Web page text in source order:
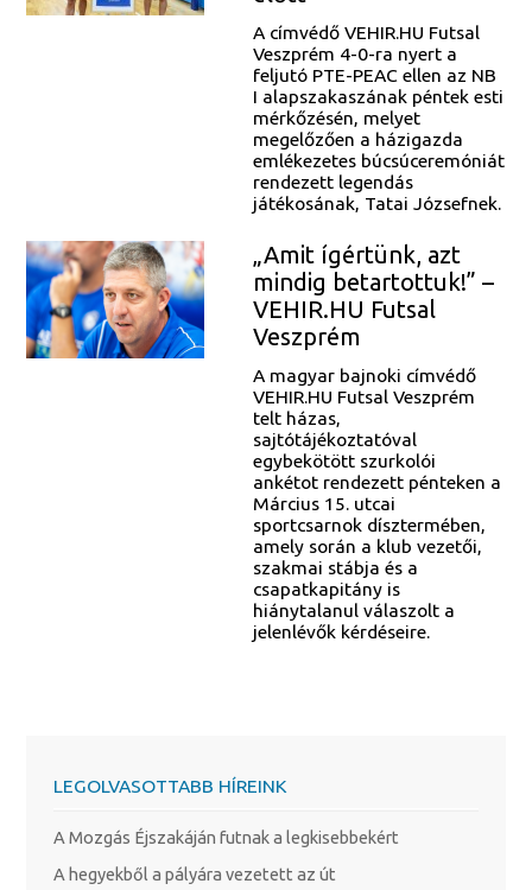
A címvédő VEHIR.HU Futsal
Veszprém 4-0-ra nyert a
feljutó PTE-PEAC ellen az NB
I alapszakaszának péntek esti
mérkőzésén, melyet
megelőzően a házigazda
emlékezetes búcsúceremóniát
rendezett legendás
játékosának, Tatai Józsefnek.
„Amit ígértünk, azt
mindig betartottuk!” –
VEHIR.HU Futsal
Veszprém
A magyar bajnoki címvédő
VEHIR.HU Futsal Veszprém
telt házas,
sajtótájékoztatóval
egybekötött szurkolói
ankétot rendezett pénteken a
Március 15. utcai
sportcsarnok dísztermében,
amely során a klub vezetői,
szakmai stábja és a
csapatkapitány is
hiánytalanul válaszolt a
jelenlévők kérdéseire.
LEGOLVASOTTABB HÍREINK
A Mozgás Éjszakáján futnak a legkisebbekért
A hegyekből a pályára vezetett az út